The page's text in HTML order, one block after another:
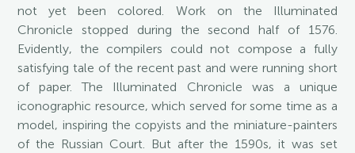
not yet been colored. Work on the Illuminated
Chronicle stopped during the second half of 1576.
Evidently, the compilers could not compose a fully
satisfying tale of the recent past and were running short
of paper. The Illuminated Chronicle was a unique
iconographic resource, which served for some time as a
model, inspiring the copyists and the miniature-painters
of the Russian Court. But after the 1590s, it was set